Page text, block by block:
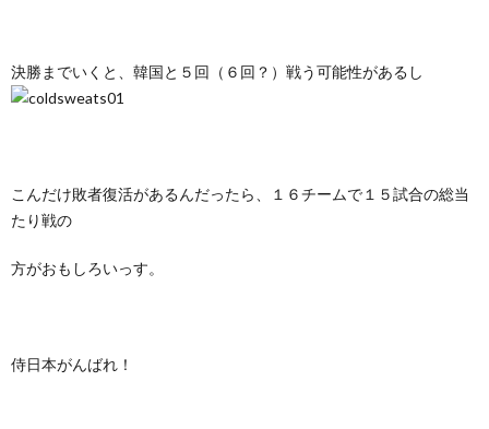
決勝までいくと、韓国と５回（６回？）戦う可能性があるし
こんだけ敗者復活があるんだったら、１６チームで１５試合の総当
たり戦の
方がおもしろいっす。
侍日本がんばれ！